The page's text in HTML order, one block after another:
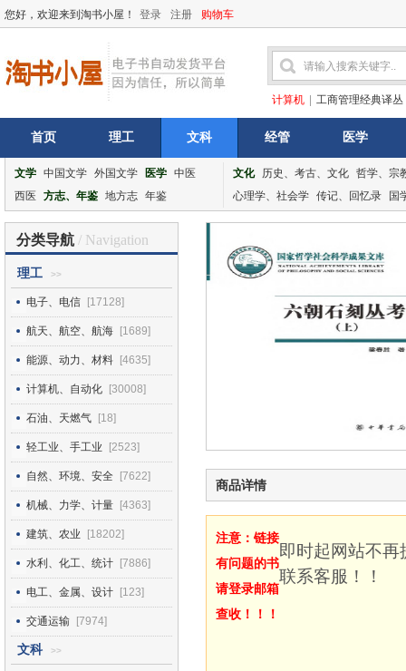
您好，欢迎来到淘书小屋！ 登录 注册 购物车
计算机 工商管理经典译丛
首页 理工 文科 经管 医学
文学 中国文学 外国文学 医学 中医
西医
方志、年鉴 地方志 年鉴
文化 历史、考古、文化 哲学、宗
心理学、社会学 传记、回忆录 国
分类导航 / Navigation
理工 >>
电子、电信 [17128]
航天、航空、航海 [1689]
能源、动力、材料 [4635]
计算机、自动化 [30008]
石油、天燃气 [18]
轻工业、手工业 [2523]
自然、环境、安全 [7622]
机械、力学、计量 [4363]
建筑、农业 [18202]
水利、化工、统计 [7886]
电工、金属、设计 [123]
交通运输 [7974]
文科 >>
商品详情
注意：链接
有问题的书
请登录邮箱
查收！！！
即时起网站不
联系客服！！